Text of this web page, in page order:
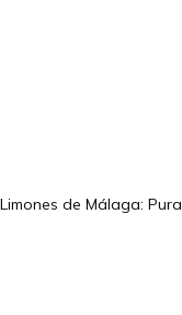
Limones de Málaga: